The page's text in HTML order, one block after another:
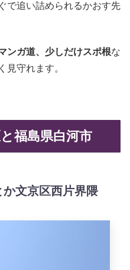
で追い詰められるかおす先
ンガ道、少しだけスポ根な
見守れます。
福島県白河市
文京区西片界隈